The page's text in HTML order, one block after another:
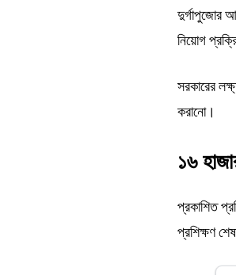
দুর্গাপুজোর
নিয়োগ
সরকারের
করানো।
১৬
প্রকাশিত
প্রশিক্ষণ